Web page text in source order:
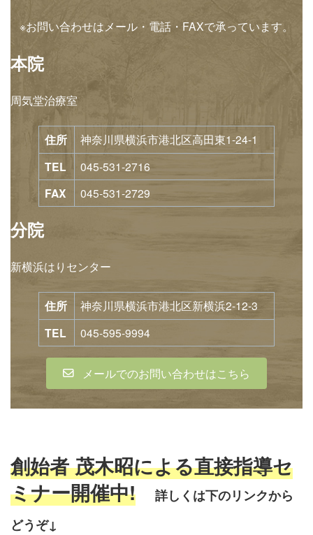
※お問い合わせはメール・電話・FAXで承っています。
本院
周気堂治療室
住所 神奈川県横浜市港北区高田東1-24-1
TEL 045-531-2716
FAX 045-531-2729
分院
新横浜はりセンター
住所 神奈川県横浜市港北区新横浜2-12-3
TEL 045-595-9994
メールでのお問い合わせはこちら
創始者 茂木昭による直接指導セ
ミナー開催中!
詳しくは下のリンクから
どうぞ↓